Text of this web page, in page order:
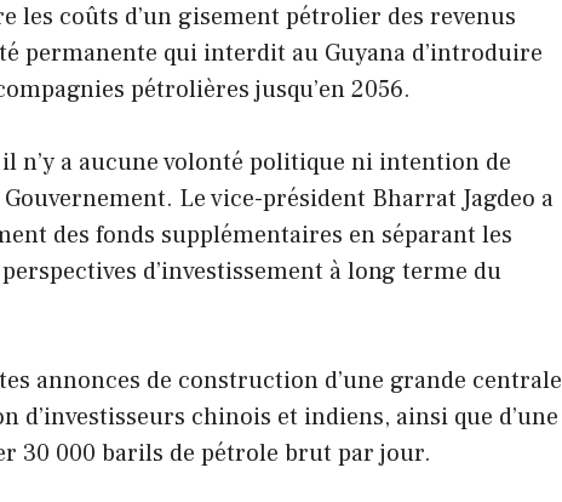
les coûts d’un gisement pétrolier des revenus
permanente qui interdit au Guyana d’introduire
pétrolières jusqu’en 2056.
n’y a aucune volonté politique ni intention de
Le vice-président Bharrat Jagdeo a
des fonds supplémentaires en séparant les
d’investissement à long terme du
annonces de construction d’une grande centrale
chinois et indiens, ainsi que d’une
30 000 barils de pétrole brut par jour.